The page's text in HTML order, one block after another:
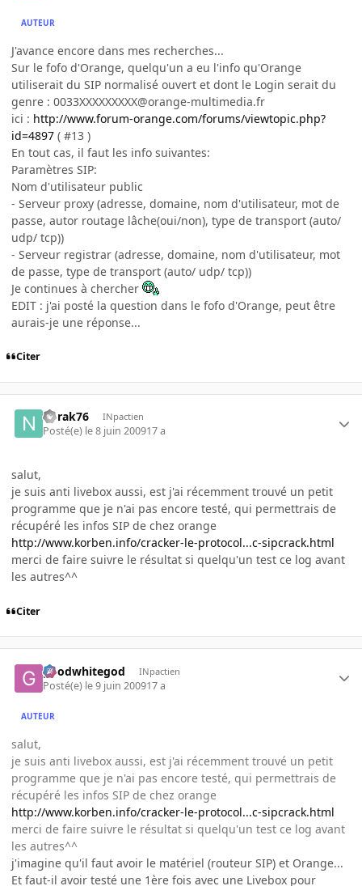
AUTEUR
J'avance encore dans mes recherches...
Sur le fofo d'Orange, quelqu'un a eu l'info qu'Orange
utiliserait du SIP normalisé ouvert et dont le Login serait du
genre : 0033XXXXXXXXX@orange-multimedia.fr
ici : http://www.forum-orange.com/forums/viewtopic.php?
id=4897 ( #13 )
En tout cas, il faut les info suivantes:
Paramètres SIP:
Nom d'utilisateur public
- Serveur proxy (adresse, domaine, nom d'utilisateur, mot de
passe, autor routage lâche(oui/non), type de transport (auto/
udp/ tcp))
- Serveur registrar (adresse, domaine, nom d'utilisateur, mot
de passe, type de transport (auto/ udp/ tcp))
Je continues à chercher
EDIT : j'ai posté la question dans le fofo d'Orange, peut être
aurais-je une réponse...
Citer
norak76 INpactien
Posté(e) le 8 juin 200917 a
salut,
je suis anti livebox aussi, est j'ai récemment trouvé un petit
programme que je n'ai pas encore testé, qui permettrais de
récupéré les infos SIP de chez orange
http://www.korben.info/cracker-le-protocol...c-sipcrack.html
merci de faire suivre le résultat si quelqu'un test ce log avant
les autres^^
Citer
goodwhitegod INpactien
Posté(e) le 9 juin 200917 a
AUTEUR
salut,
je suis anti livebox aussi, est j'ai récemment trouvé un petit
programme que je n'ai pas encore testé, qui permettrais de
récupéré les infos SIP de chez orange
http://www.korben.info/cracker-le-protocol...c-sipcrack.html
merci de faire suivre le résultat si quelqu'un test ce log avant
les autres^^
j'imagine qu'il faut avoir le matériel (routeur SIP) et Orange...
Et faut-il avoir testé une 1ère fois avec une Livebox pour